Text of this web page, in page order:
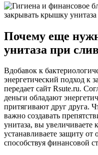
Почему еще
унитаза при
Вдобавок к
энергетический подход к
передает сайт Rsute.ru.
деньги обладают
притягивают друг друга.
важно создавать
унитаза, вы увеличиваете
устанавливаете защиту от
способствуя финансовой